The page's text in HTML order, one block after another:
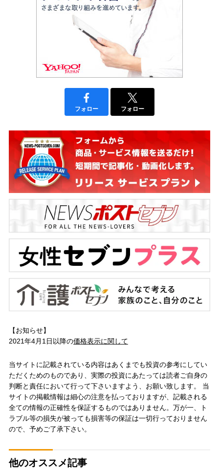
フォロー フォロー
【お知らせ】
2021年4月1日以降の価格表示に関して
当サイトに記載されている内容はあくまでも投資の参考にしてい
ただくためのものであり、実際の投資にあたっては読者ご自身の
判断と責任において行って下さいますよう、お願い致します。 当
サイトの掲載情報は細心の注意を払っておりますが、記載される
全ての情報の正確性を保証するものではありません。万が一、ト
ラブル等の損失が被っても損害等の保証は一切行っておりません
ので、予めご了承下さい。
他のオススメ記事